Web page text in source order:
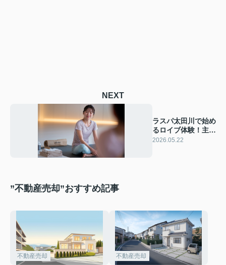
NEXT
ラスパ太田川で始め
るロイブ体験！主婦
にうれしい通い方と
2026.05.22
”不動産売却”おすすめ記事
不動産売却 不動産売却